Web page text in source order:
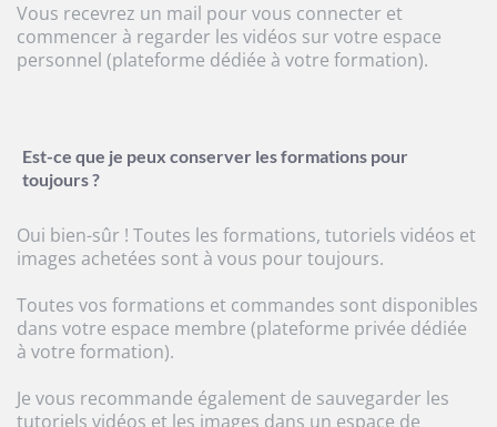
Vous recevrez un mail pour vous connecter et
commencer à regarder les vidéos sur votre espace
personnel (plateforme dédiée à votre formation).
Est-ce que je peux conserver les formations pour
toujours ?
Oui bien-sûr ! Toutes les formations, tutoriels vidéos et
images achetées sont à vous pour toujours.
Toutes vos formations et commandes sont disponibles
dans votre espace membre (plateforme privée dédiée
à votre formation).
Je vous recommande également de sauvegarder les
tutoriels vidéos et les images dans un espace de